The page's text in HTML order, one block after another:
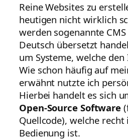
Reine Websites zu
heutigen nicht wirklich
werden sogenannte
Deutsch übersetzt
um Systeme, welche
Wie schon häufig auf
erwähnt nutzte ich
Hierbei handelt es sich
Open-Source Software
Quellcode), welche
Bedienung ist.